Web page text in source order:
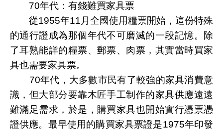
70年代：有錢難買家具票
從1955年11月全國使用糧票開始，這份特殊
的通行證成為那個年代不可磨滅的一段記憶。除
了耳熟能詳的糧票、郵票、肉票，其實當時買家
具也需要家具票。
70年代，大多數市民有了較強的家具消費意
識，但大部分要靠木匠手工制作的家具供應遠遠
難滿足需求，於是，購買家具也開始實行憑票憑
證供應。最早使用的購買家具票證是1975年印發